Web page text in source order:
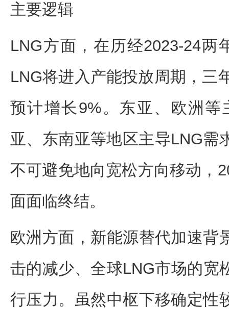
主要逻辑
LNG方面，在历经2023-24两
LNG将进入产能投放周期，三
预计增长9%。东亚、欧洲
亚、东南亚等地区主导LNG需
不可避免地向宽松方向移动，
面面临终结。
欧洲方面，新能源替代加速背
击的减少、全球LNG市场的宽
行压力。虽然中枢下移确定性